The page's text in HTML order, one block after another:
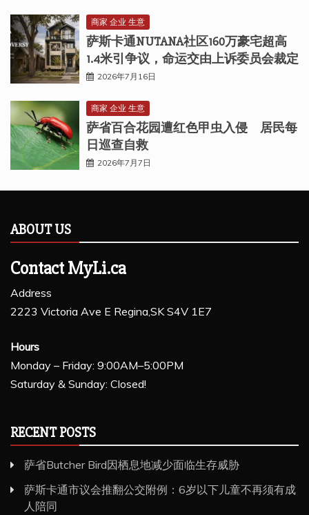
商家 企业 生意
萨斯卡通NUTANA社区160万豪宅超高
1.4米引争议，命运交由上诉委员会裁定
2026年7月16日
商家 企业 生意
萨省百合花园遭红色甲虫入侵 居民每
日巡查自救
2026年7月7日
ABOUT US
Contact MyLi.ca
Address
2223 Victoria Ave E Regina,SK S4V 1E7
Hours
Monday – Friday: 9:00AM–5:00PM
Saturday & Sunday: Closed!
RECENT POSTS
萨省Butcher Bird因栖息地减少面临生存威胁
萨斯卡通市议会推翻公交附例：6岁以下儿童不再须有成
人陪同